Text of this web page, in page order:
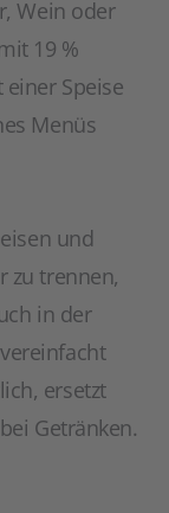
Wein oder
19 %
Speise
Menüs
und
zu trennen,
in der
ersetzt
Getränken.